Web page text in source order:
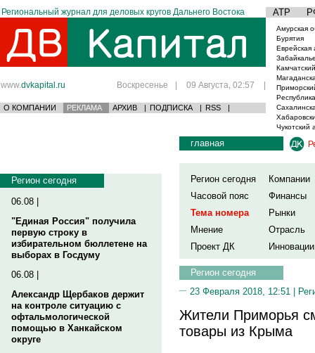
Региональный журнал для деловых кругов Дальнего Востока АТР
www.dvkapital.ru Воскресенье | 09 Августа, 02:57 |
О КОМПАНИИ РЕКЛАМА АРХИВ | ПОДПИСКА | RSS |
Амурская
Бурятия
Еврейская
Чукотский
Регион сегодня
06.08 |
"Единая Россия" получила
первую строку в
избирательном бюллетене на
выборах в Госдуму
06.08 |
Александр Щербаков держит
на контроле ситуацию с
офтальмологической
помощью в Ханкайском
округе
главная
Регион сегодня
Компании
Часовой пояс
Финансы
Тема номера
Рынки
Мнение
Отрасль
Проект ДК
Инновации
Регион сегодня
23 Февраля 2018, 12:51 |
Жители Приморья
товары из Крыма